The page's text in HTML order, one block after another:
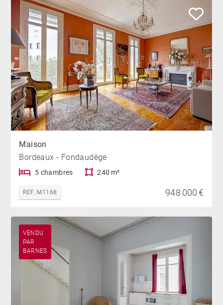
Maison
Bordeaux - Fondaudège
5 chambres 240 m²
REF. M1168 948 000 €
VENDU
PAR
BARNES